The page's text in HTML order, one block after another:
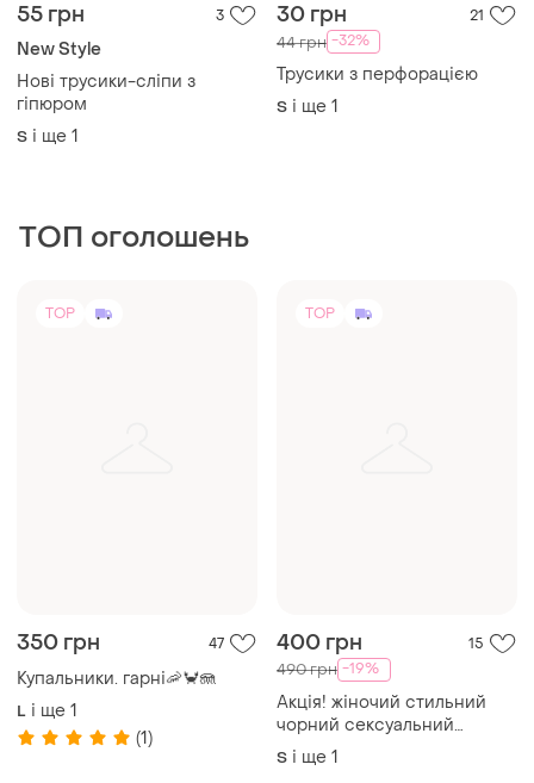
55 грн 3
New Style
Нові трусики-сліпи з
гіпюром
S і ще 1
30 грн 21
44 грн -32%
Трусики з перфорацією
S і ще 1
ТОП оголошень
TOP
350 грн 47
Купальники. гарні🦐🦀🪼
L і ще 1
(1)
TOP
400 грн 15
490 грн -19%
Акція! жіночий стильний
чорний сексуальний
купальник на одне плече
роздільний
S і ще 1